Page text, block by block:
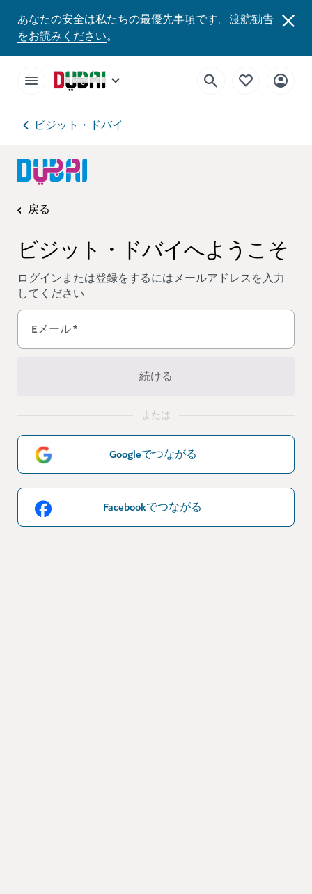
あなたの安全は私たちの最優先事項です。 渡航勧告
をお読みください。
ビジット・ドバイ
戻る
ビジット・ドバイへようこそ
ログインまたは登録をするにはメールアドレスを入力
してください
Eメール*
続ける
または
Googleでつながる
Facebookでつながる